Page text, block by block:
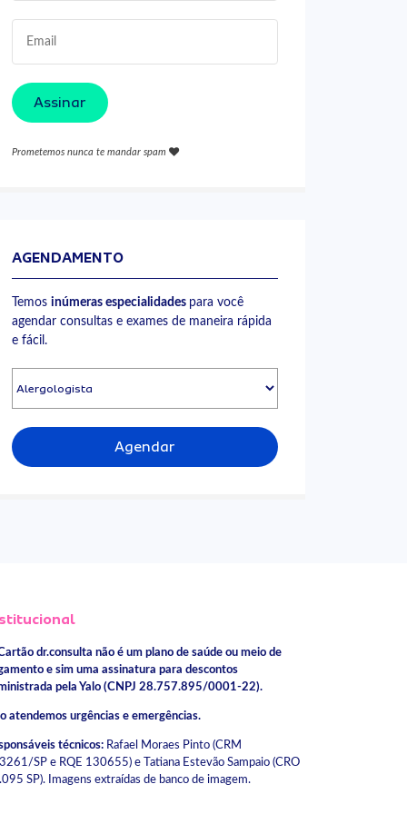
Assinar
Prometemos nunca te mandar spam
AGENDAMENTO
Temos inúmeras especialidades para você
agendar consultas e exames de maneira rápida
e fácil.
Agendar
dr.consulta não é um plano de saúde ou meio de
e sim uma assinatura para descontos
pela Yalo (CNPJ 28.757.895/0001-22).
atendemos urgências e emergências.
técnicos:Rafael Moraes Pinto (CRM
SP e RQE 130655) e Tatiana Estevão Sampaio (CRO
SP). Imagens extraídas de banco de imagem.